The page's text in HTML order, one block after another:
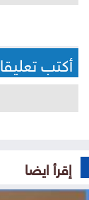
أكتب تعليقا
إقرأ ايضا